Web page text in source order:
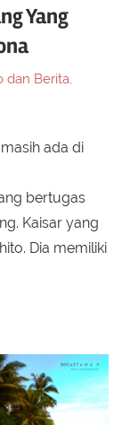
Yang
dan Berita,
ada di
bertugas
Kaisar yang
Dia memiliki